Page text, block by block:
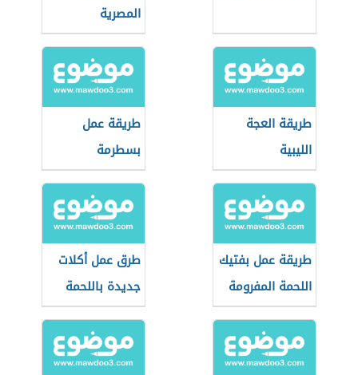
المصرية
طريقة العجة
الليبية
طريقة عمل
بسطرمة
طريقة عمل بفتيك
اللحمة المفرومة
طرق عمل أكلات
جديدة باللحمة
المفرومة